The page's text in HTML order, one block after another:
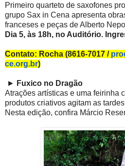
Primeiro quarteto de saxofones
grupo Sax in Cena apresenta
franceses e peças de Alberto
Dia 5, às 18h, no Auditório.
Contato: Rocha (8616-7017 /
ce.org.br)
► Fuxico no Dragão
Atrações artísticas e uma feirinha
produtos criativos agitam as
Nesta edição, confira Márcio